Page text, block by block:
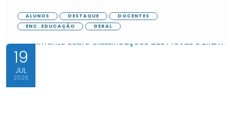
ALUNOS DESTAQUE
DOCENTES
ENC. EDUCAÇÃO
GERAL
19
JUL
2026